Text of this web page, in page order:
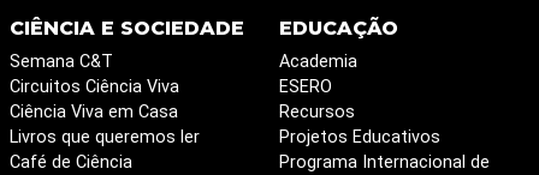
CIÊNCIA E SOCIEDADE
Semana C&T
Circuitos Ciência Viva
Ciência Viva em Casa
Livros que queremos ler
Café de Ciência
EDUCAÇÃO
Academia
ESERO
Recursos
Projetos Educativos
Programa Internacional de